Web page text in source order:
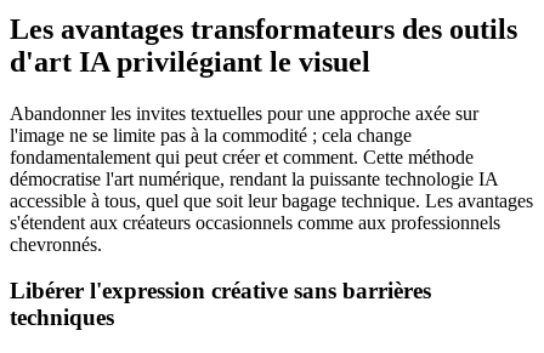
Les avantages transformateurs des outils
d'art IA privilégiant le visuel
Abandonner les invites textuelles pour une approche axée sur
l'image ne se limite pas à la commodité ; cela change
fondamentalement qui peut créer et comment. Cette méthode
démocratise l'art numérique, rendant la puissante technologie IA
accessible à tous, quel que soit leur bagage technique. Les avantages
s'étendent aux créateurs occasionnels comme aux professionnels
chevronnés.
Libérer l'expression créative sans barrières
techniques